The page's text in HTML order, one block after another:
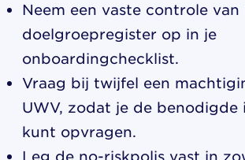
Neem een vaste controle van
doelgroepregister op in je
onboardingchecklist.
Vraag bij twijfel een
UWV, zodat je de benodigde
kunt opvragen.
Leg de no-riskpolis vast in